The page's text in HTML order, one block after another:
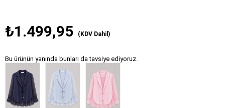
₺1.499,95 (KDV Dahil)
Bu ürünün yanında bunları da tavsiye ediyoruz.